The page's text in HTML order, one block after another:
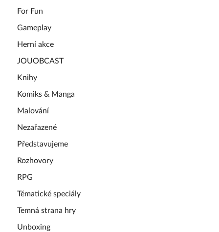
For Fun
Gameplay
Herní akce
JOUOBCAST
Knihy
Komiks & Manga
Malování
Nezařazené
Představujeme
Rozhovory
RPG
Tématické speciály
Temná strana hry
Unboxing